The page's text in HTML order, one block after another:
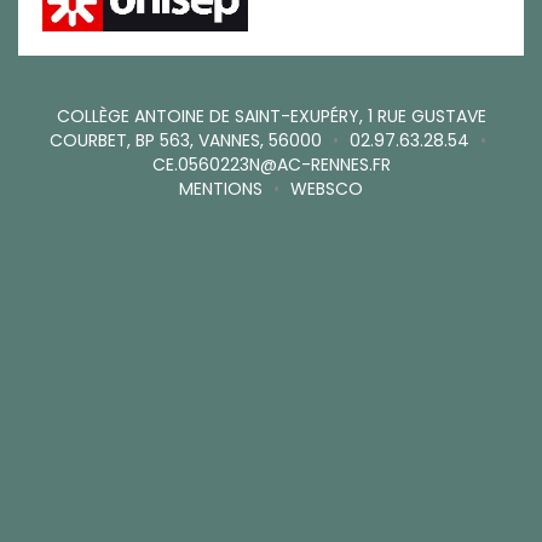
COLLÈGE ANTOINE DE SAINT-EXUPÉRY, 1 RUE GUSTAVE
COURBET, BP 563, VANNES, 56000 • 02.97.63.28.54 •
CE.0560223N@AC-RENNES.FR
MENTIONS • WEBSCO